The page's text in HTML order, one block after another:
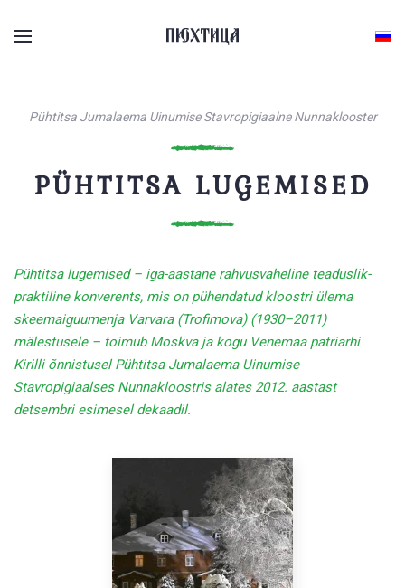
Pühtitsa Jumalaema Uinumise Stavropigiaalne Nunnaklooster
PÜHTITSA LUGEMISED
Pühtitsa lugemised – iga-aastane rahvusvaheline teaduslik-
praktiline konverents, mis on pühendatud kloostri ülema
skeemaiguumenja Varvara (Trofimova) (1930–2011)
mälestusele – toimub Moskva ja kogu Venemaa patriarhi
Kirilli õnnistusel Pühtitsa Jumalaema Uinumise
Stavropigiaalses Nunnakloostris alates 2012. aastast
detsembri esimesel dekaadil.